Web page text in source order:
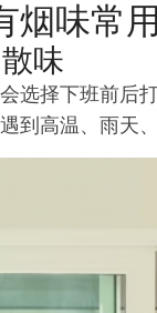
烟味常
味
选择下班前后
到高温、雨天